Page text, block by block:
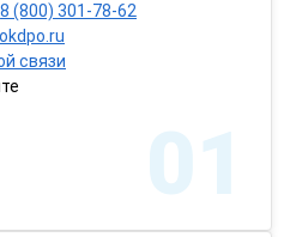
8 (800) 301-78-62
связи
01